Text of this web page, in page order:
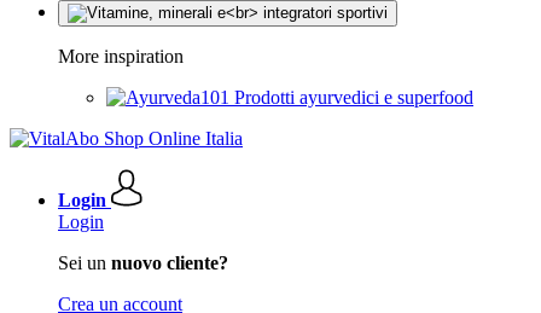
More inspiration
Prodotti ayurvedici e superfood
Login
Login
Sei un nuovo cliente?
Crea un account